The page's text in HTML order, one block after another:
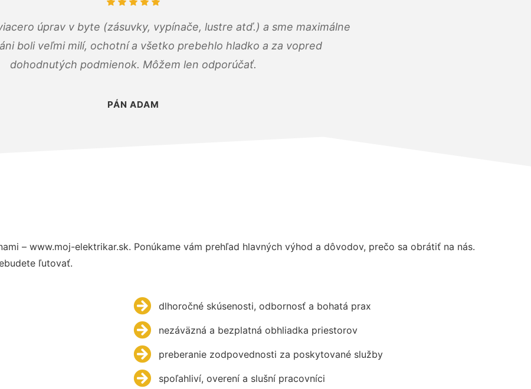
úprav v byte (zásuvky, vypínače, lustre atď.) a sme maximálne
boli veľmi milí, ochotní a všetko prebehlo hladko a za vopred
dohodnutých podmienok. Môžem len odporúčať.
PÁN ADAM
– www.moj-elektrikar.sk. Ponúkame vám prehľad hlavných výhod a dôvodov, prečo sa obrátiť na nás.
ľutovať.
dlhoročné skúsenosti, odbornosť a bohatá prax
nezáväzná a bezplatná obhliadka priestorov
preberanie zodpovednosti za poskytované služby
spoľahliví, overení a slušní pracovníci